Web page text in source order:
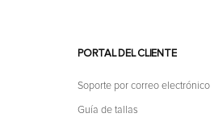
PORTAL DEL CLIENTE
Soporte por correo electrónico
Guía de tallas